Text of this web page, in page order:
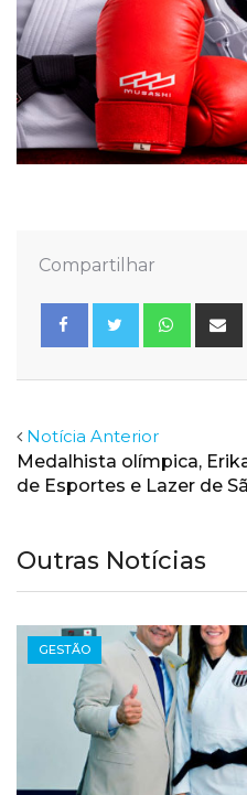
Compartilhar
Notícia Anterior
Medalhista olímpica,
de Esportes e Lazer de
Outras Notícias
GESTÃO